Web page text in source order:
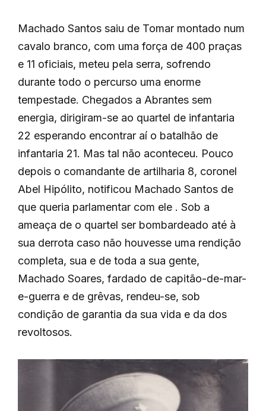
Machado Santos saiu de Tomar montado num
cavalo branco, com uma força de 400 praças
e 11 oficiais, meteu pela serra, sofrendo
durante todo o percurso uma enorme
tempestade. Chegados a Abrantes sem
energia, dirigiram-se ao quartel de infantaria
22 esperando encontrar aí o batalhão de
infantaria 21. Mas tal não aconteceu. Pouco
depois o comandante de artilharia 8, coronel
Abel Hipólito, notificou Machado Santos de
que queria parlamentar com ele . Sob a
ameaça de o quartel ser bombardeado até à
sua derrota caso não houvesse uma rendição
completa, sua e de toda a sua gente,
Machado Soares, fardado de capitão-de-mar-
e-guerra e de grêvas, rendeu-se, sob
condição de garantia da sua vida e da dos
revoltosos.